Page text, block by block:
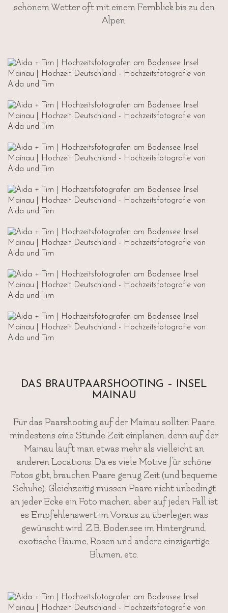
schönem Wetter oft mit einem Fernblick bis zu den
Alpen.
DAS BRAUTPAARSHOOTING – INSEL
MAINAU
Für das Paarshooting auf der Mainau sollten Paare
mindestens eine Stunde Zeit einplanen, denn auf der
Mainau läuft man etwas mehr als vielleicht an
anderen Locations. Da es viele Motive für schöne
Fotos gibt, brauchen Paare genug Zeit (und bequeme
Schuhe). Gleichzeitig müssen Paare nicht unbedingt
an jeder Ecke ein Foto machen, aber auf jeden Fall ist
es Empfehlenswert im Voraus zu überlegen was
gewünscht wird. Z.B. Bodensee im Hintergrund,
exotische Bäume, Rosen und andere einzigartige
Blumen, etc.